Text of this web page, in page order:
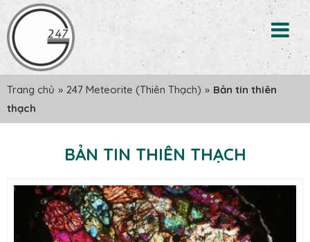
Trang chủ » 247 Meteorite (Thiên Thạch) » Bản tin thiên
thạch
BẢN TIN THIÊN THẠCH